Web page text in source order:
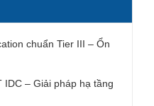
chuẩn Tier III – Ổn
IDC – Giải pháp hạ tầng